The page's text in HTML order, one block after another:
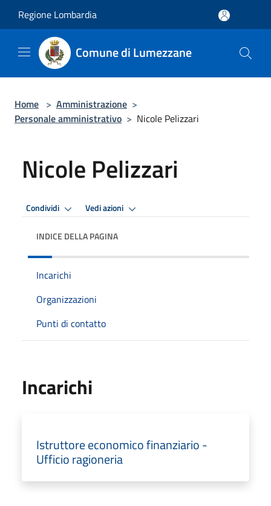
Regione Lombardia
Comune di Lumezzane
Home > Amministrazione >
Personale amministrativo > Nicole Pelizzari
Nicole Pelizzari
Condividi Vedi azioni
INDICE DELLA PAGINA
Incarichi
Organizzazioni
Punti di contatto
Incarichi
Istruttore economico finanziario -
Ufficio ragioneria